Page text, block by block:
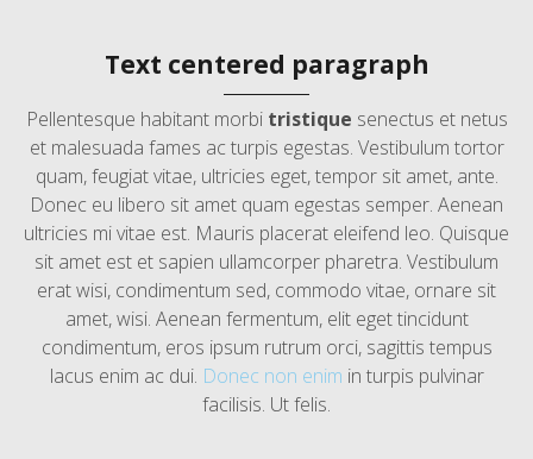
Text centered paragraph
Pellentesque habitant morbi tristique senectus et netus
et malesuada fames ac turpis egestas. Vestibulum tortor
quam, feugiat vitae, ultricies eget, tempor sit amet, ante.
Donec eu libero sit amet quam egestas semper. Aenean
ultricies mi vitae est. Mauris placerat eleifend leo. Quisque
sit amet est et sapien ullamcorper pharetra. Vestibulum
erat wisi, condimentum sed, commodo vitae, ornare sit
amet, wisi. Aenean fermentum, elit eget tincidunt
condimentum, eros ipsum rutrum orci, sagittis tempus
lacus enim ac dui. Donec non enim in turpis pulvinar
facilisis. Ut felis.